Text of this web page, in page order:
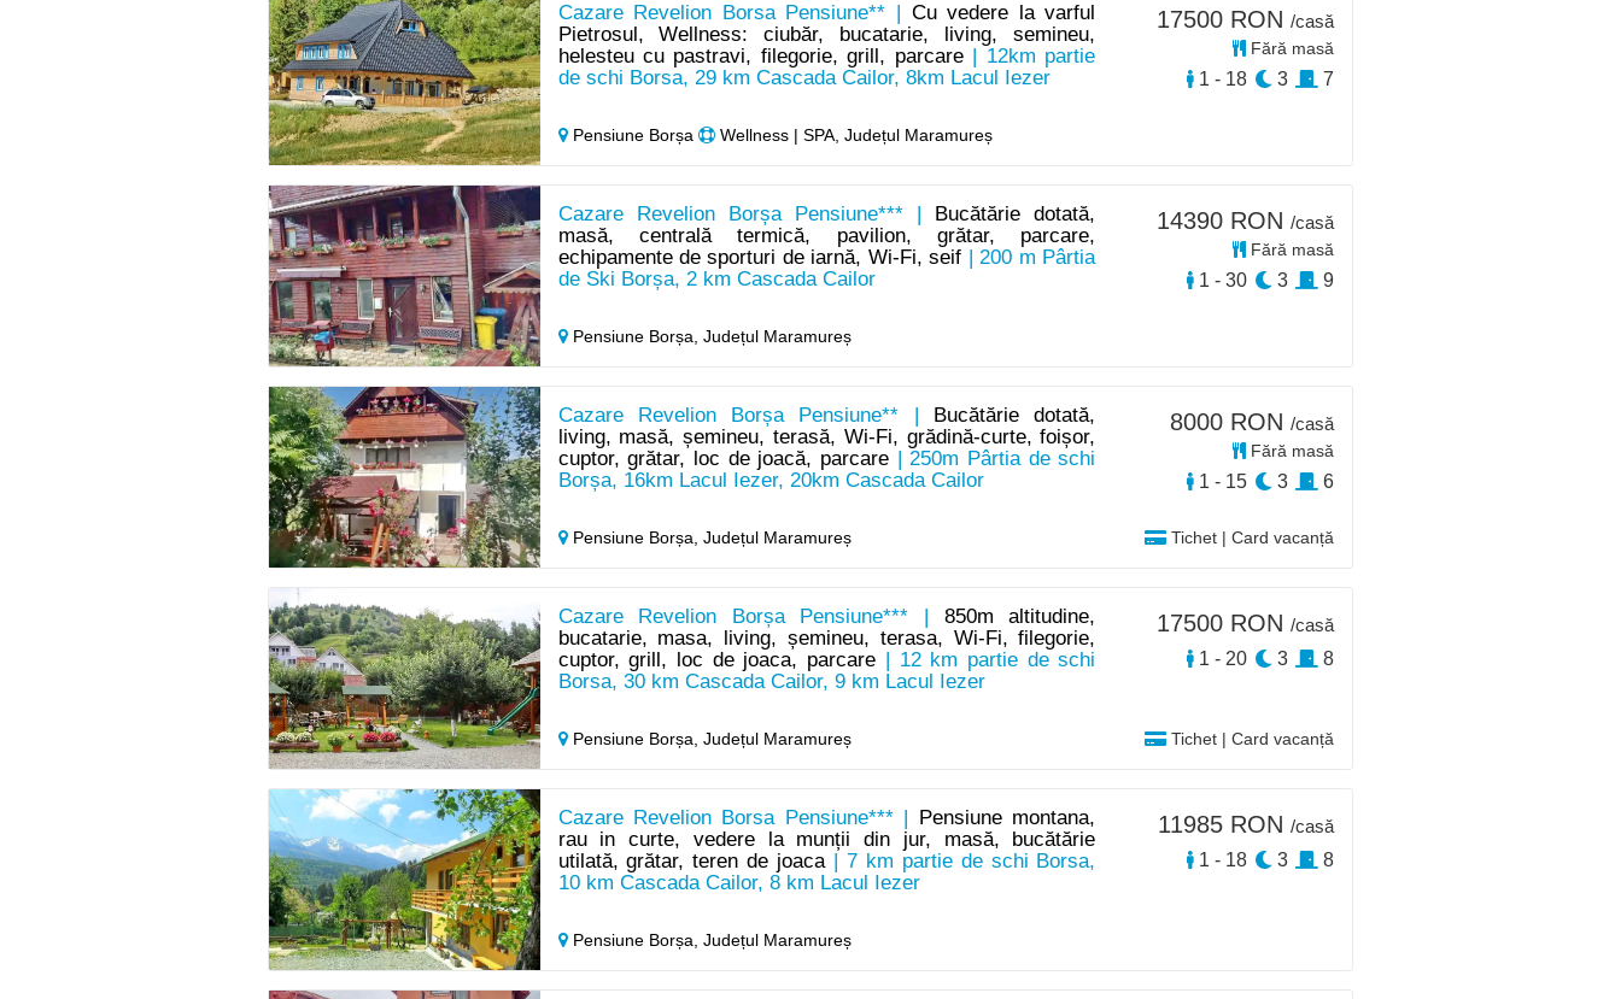
Cazare Revelion Borsa Pensiune** | Cu vedere la varful
Pietrosul, Wellness: ciubăr, bucatarie, living, semineu,
helesteu cu pastravi, filegorie, grill, parcare| 12km partie
de schi Borsa, 29 km Cascada Cailor, 8km Lacul Iezer
Pensiune Borșa Wellness | SPA, Județul Maramureș
17500 RON /casă
Fără masă
1 - 18 3 7
Cazare Revelion Borșa Pensiune*** |
Bucătărie dotată,
masă, centrală termică, pavilion, grătar, parcare,
echipamente de sporturi de iarnă, Wi-Fi, seif | 200 m Pârtia
de Ski Borșa, 2 km Cascada Cailor
Pensiune Borșa, Județul Maramureș
14390 RON /casă
Fără masă
1 - 30 3 9
Cazare Revelion Borșa Pensiune** |
Bucătărie dotată,
living, masă, șemineu, terasă, Wi-Fi, grădină-curte, foișor,
cuptor, grătar, loc de joacă, parcare| 250m Pârtia de schi
Borșa, 16km Lacul Iezer, 20km Cascada Cailor
Pensiune Borșa, Județul Maramureș Tichet | Card vacanță
8000 RON /casă
Fără masă
1 - 15 3 6
Cazare Revelion Borșa Pensiune*** | 850m altitudine,
bucatarie, masa, living, șemineu, terasa, Wi-Fi, filegorie,
cuptor, grill, loc de joaca, parcare | 12 km partie de schi
Borsa, 30 km Cascada Cailor, 9 km Lacul Iezer
Pensiune Borșa, Județul Maramureș Tichet | Card vacanță
17500 RON /casă
1 - 20
3 8
Cazare Revelion Borsa Pensiune*** |
Pensiune montana,
rau in curte, vedere la munții din jur, masă, bucătărie
utilată, grătar, teren de joaca| 7 km partie de schi Borsa,
10 km Cascada Cailor, 8 km Lacul Iezer
Pensiune Borșa, Județul Maramureș
11985 RON /casă
1 - 18
3 8